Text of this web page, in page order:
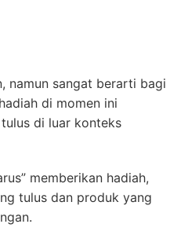
namun sangat berarti bagi
di momen ini
di luar konteks
memberikan hadiah,
tulus dan produk yang